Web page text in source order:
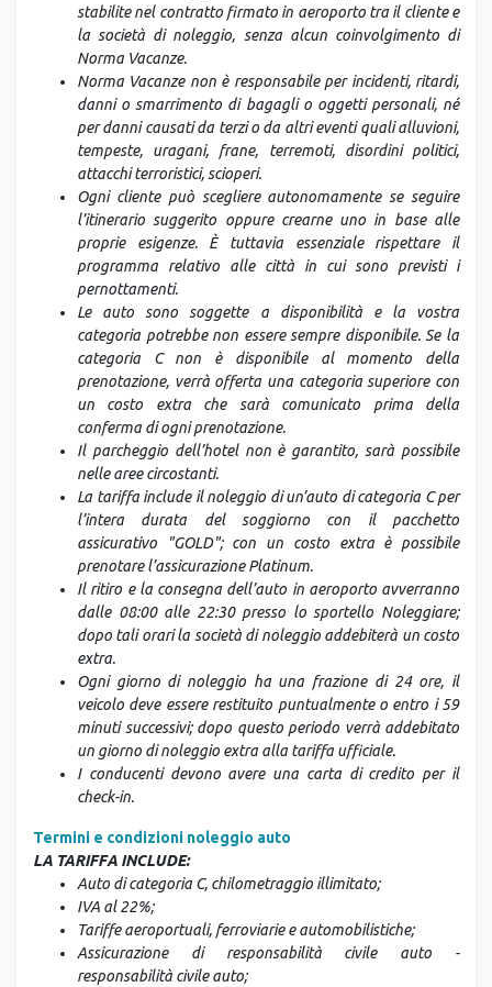
stabilite nel contratto firmato in aeroporto tra il cliente e
la società di noleggio, senza alcun coinvolgimento di
Norma Vacanze.
Norma Vacanze non è responsabile per incidenti, ritardi,
danni o smarrimento di bagagli o oggetti personali, né
per danni causati da terzi o da altri eventi quali alluvioni,
tempeste, uragani, frane, terremoti, disordini politici,
attacchi terroristici, scioperi.
Ogni cliente può scegliere autonomamente se seguire
l’itinerario suggerito oppure crearne uno in base alle
proprie esigenze. È tuttavia essenziale rispettare il
programma relativo alle città in cui sono previsti i
pernottamenti.
Le auto sono soggette a disponibilità e la vostra
categoria potrebbe non essere sempre disponibile. Se la
categoria C non è disponibile al momento della
prenotazione, verrà offerta una categoria superiore con
un costo extra che sarà comunicato prima della
conferma di ogni prenotazione.
Il parcheggio dell’hotel non è garantito, sarà possibile
nelle aree circostanti.
La tariffa include il noleggio di un’auto di categoria C per
l’intera durata del soggiorno con il pacchetto
assicurativo "GOLD"; con un costo extra è possibile
prenotare l’assicurazione Platinum.
Il ritiro e la consegna dell’auto in aeroporto avverranno
dalle 08:00 alle 22:30 presso lo sportello Noleggiare;
dopo tali orari la società di noleggio addebiterà un costo
extra.
Ogni giorno di noleggio ha una frazione di 24 ore, il
veicolo deve essere restituito puntualmente o entro i 59
minuti successivi; dopo questo periodo verrà addebitato
un giorno di noleggio extra alla tariffa ufficiale.
I conducenti devono avere una carta di credito per il
check-in.
Termini e condizioni noleggio auto
LA TARIFFA INCLUDE:
Auto di categoria C, chilometraggio illimitato;
IVA al 22%;
Tariffe aeroportuali, ferroviarie e automobilistiche;
Assicurazione di responsabilità civile auto -
responsabilità civile auto;